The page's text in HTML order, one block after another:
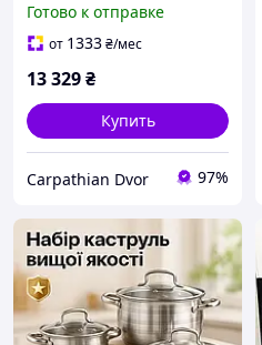
мраморным покрытием
для газовых,
электрических плит,
черный
Готово к отправке
от 1333₴/мес
13 329₴
Купить
Carpathian Dvor 97%